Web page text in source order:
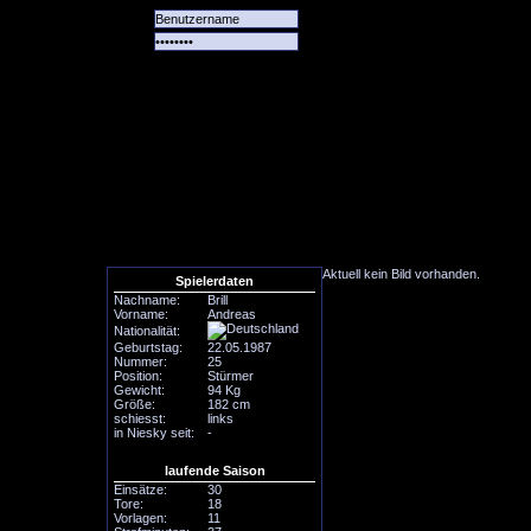
Spielerdaten
Nachname:
Brill
Vorname:
Andreas
Nationalität:
Geburtstag:
22.05.1987
Nummer:
25
Position:
Stürmer
Gewicht:
94 Kg
Größe:
182 cm
schiesst:
links
in Niesky seit:
-
laufende Saison
Einsätze:
30
Tore:
18
Vorlagen:
11
Aktuell kein Bild vorhanden.